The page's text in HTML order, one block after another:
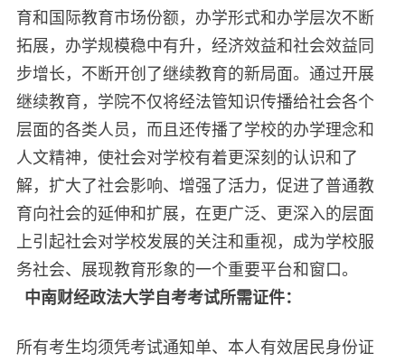
育和国际教育市场份额，办学形式和办学层次不断
拓展，办学规模稳中有升，经济效益和社会效益同
步增长，不断开创了继续教育的新局面。通过开展
继续教育，学院不仅将经法管知识传播给社会各个
层面的各类人员，而且还传播了学校的办学理念和
人文精神，使社会对学校有着更深刻的认识和了
解，扩大了社会影响、增强了活力，促进了普通教
育向社会的延伸和扩展，在更广泛、更深入的层面
上引起社会对学校发展的关注和重视，成为学校服
务社会、展现教育形象的一个重要平台和窗口。
中南财经政法大学自考考试所需证件：
所有考生均须凭考试通知单、本人有效居民身份证